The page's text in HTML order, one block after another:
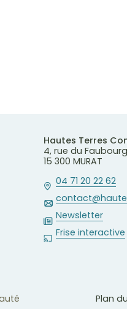
Hautes Terres
4, rue du
15 300 MURAT
04 71 20 22 62
Newsletter
Frise interactive
Plan